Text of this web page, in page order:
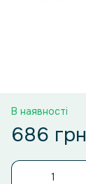
В наявності
686 грн